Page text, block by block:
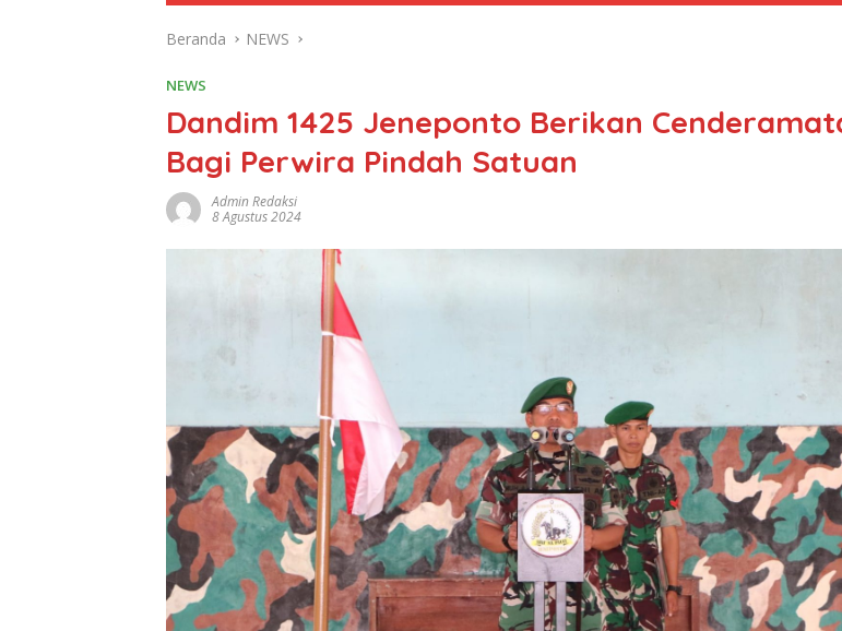
Beranda NEWS
NEWS
Dandim 1425 Jeneponto Berikan
Bagi Perwira Pindah Satuan
Admin Redaksi
8 Agustus 2024